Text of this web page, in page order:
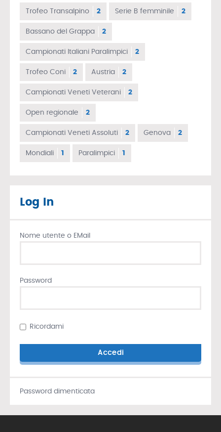
Trofeo Transalpino 2 Serie B femminile 2
Bassano del Grappa 2
Campionati Italiani Paralimpici 2
Trofeo Coni 2 Austria 2
Campionati Veneti Veterani 2
Open regionale 2
Campionati Veneti Assoluti 2 Genova 2
Mondiali 1 Paralimpici 1
Log In
Nome utente o EMail
Password
Ricordami
Password dimenticata